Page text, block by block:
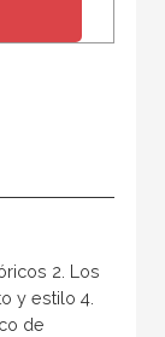
2. Los
y estilo 4.
de